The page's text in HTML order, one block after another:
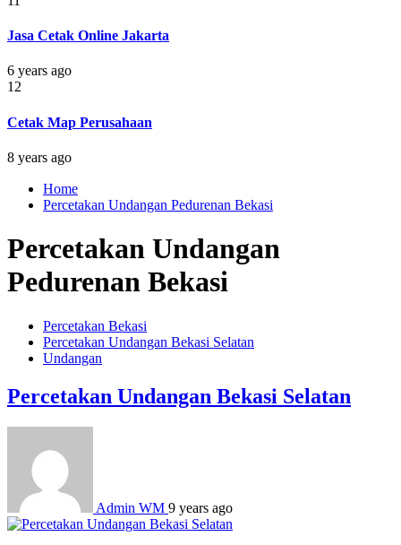
Jasa Cetak Online Jakarta
6 years ago
12
Cetak Map Perusahaan
8 years ago
Home
Percetakan Undangan Pedurenan Bekasi
Percetakan Undangan
Pedurenan Bekasi
Percetakan Bekasi
Percetakan Undangan Bekasi Selatan
Undangan
Percetakan Undangan Bekasi Selatan
Admin WM 9 years ago